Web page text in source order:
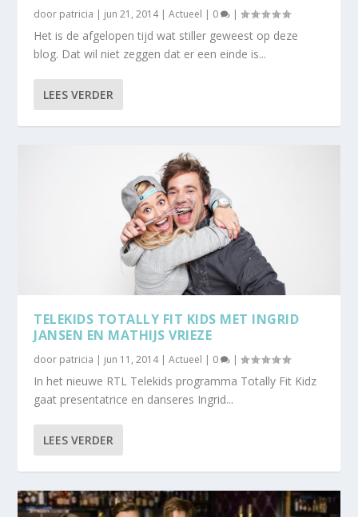
door patricia | jun 21, 2014|Actueel | 0 |
Het is de afgelopen tijd wat stiller geweest op deze
blog. Dat wil niet zeggen dat er een einde is...
LEES VERDER
TELEKIDS TOTALLY FIT KIDS MET INGRID
JANSEN EN MATHIJS VRIEZE
door patricia | jun 11, 2014|Actueel | 0 |
In het nieuwe RTL Telekids programma Totally Fit Kidz
gaat presentatrice en danseres Ingrid...
LEES VERDER